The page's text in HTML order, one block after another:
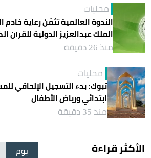
محليات
الندوة العالمية تثمّن رعاية
الملك عبدالعزيز الدولية للقرآن
منذ 26 دقيقة
محليات
تبوك: بدء التسجيل الإلحاقي
ابتدائي ورياض الأطفال
منذ 35 دقيقة
الأكثر قراءة يوم